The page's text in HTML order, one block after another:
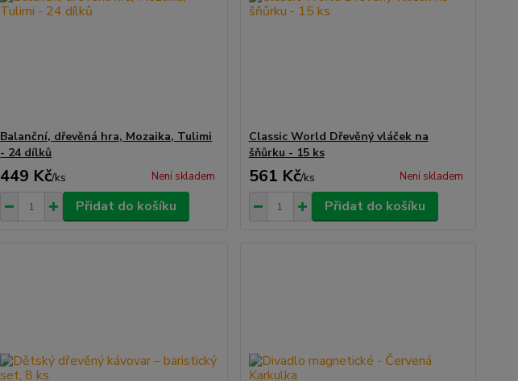
Balanční, dřevěná hra, Mozaika, Tulimi
- 24 dílků
449 Kč/ks Není skladem
Přidat do košíku
Classic World Dřevěný vláček na
šňůrku - 15 ks
561 Kč/ks Není skladem
Přidat do košíku